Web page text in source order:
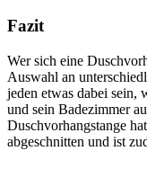
Fazit
Wer sich eine
Auswahl an
jeden etwas dabei sein,
und sein Badezimmer
Duschvorhangstange
abgeschnitten und ist